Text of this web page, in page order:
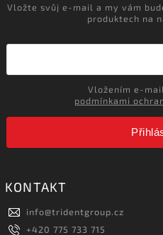
Vložte svůj e-mail a my vám
produktech na
podmínkami
KONTAKT
info@tridentgroup.cz
+420 775 733 715